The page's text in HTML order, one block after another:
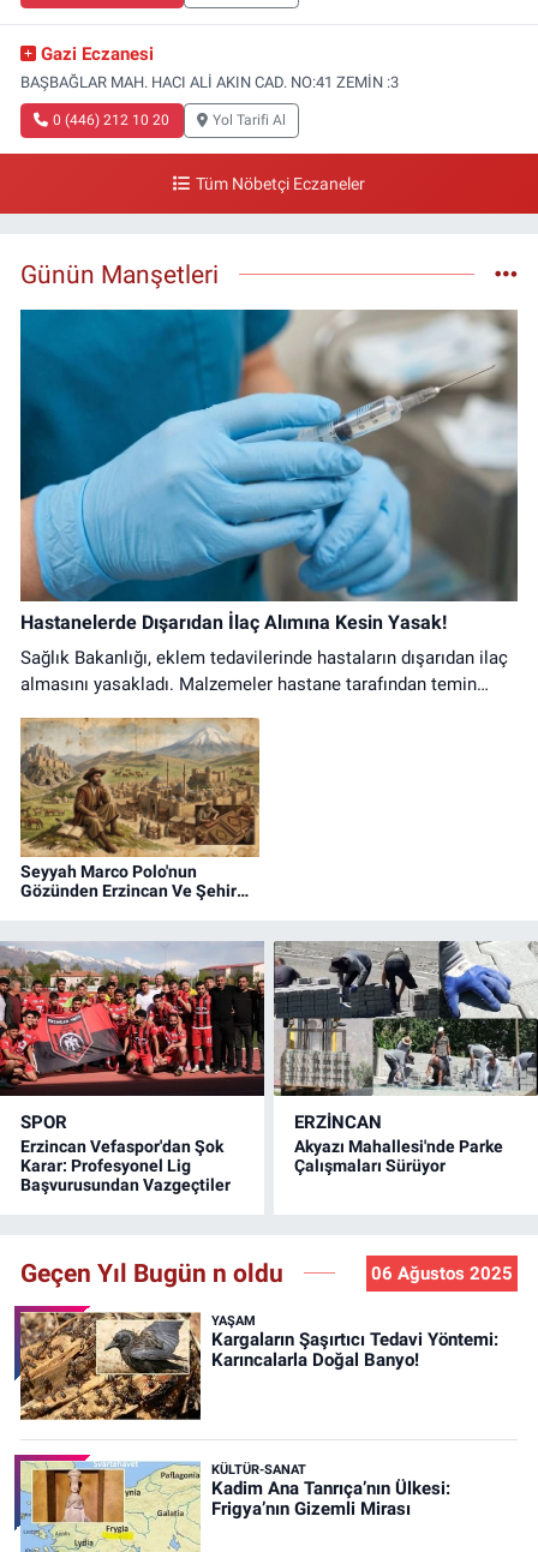
Gazi Eczanesi
BAŞBAĞLAR MAH. HACI ALİ AKIN CAD. NO:41 ZEMİN :3
0 (446) 212 10 20 Yol Tarifi Al
Tüm Nöbetçi Eczaneler
Günün Manşetleri
Hastanelerde Dışarıdan İlaç Alımına Kesin Yasak!
Sağlık Bakanlığı, eklem tedavilerinde hastaların dışarıdan ilaç
almasını yasakladı. Malzemeler hastane tarafından temin
Seyyah Marco Polo'nun
Gözünden Erzincan Ve Şehir
SPOR
Erzincan Vefaspor'dan Şok
Karar: Profesyonel Lig
Başvurusundan Vazgeçtiler
ERZINCAN
Akyazı Mahallesi'nde Parke
Çalışmaları Sürüyor
Geçen Yıl Bugün n oldu 06 Ağustos 2025
YAŞAM
Kargaların Şaşırtıcı Tedavi Yöntemi:
Karıncalarla Doğal Banyo!
KÜLTÜR-SANAT
Kadim Ana Tanrıça’nın Ülkesi:
Frigya’nın Gizemli Mirası